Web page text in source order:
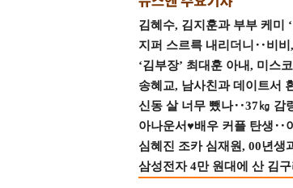
김혜수, 김지훈과 부부 케미
지퍼 스르륵 내리더니‥비비
‘김부장’ 최대훈 아내, 미스
송혜교, 남사친과 데이트서
신동 살 너무 뺐나‥37㎏ 감
아나운서♥배우 커플 탄생‥
심혜진 조카 심재원, 00년
삼성전자 4만 원대에 산 김